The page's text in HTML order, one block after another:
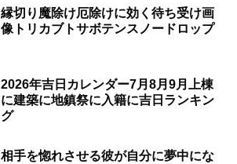
縁切り魔除け厄除けに効く待ち受け画
像トリカブトサボテンスノードロップ
2026年吉日カレンダー7月8月9月上棟
に建築に地鎮祭に入籍に吉日ランキン
グ
相手を惚れさせる彼が自分に夢中にな